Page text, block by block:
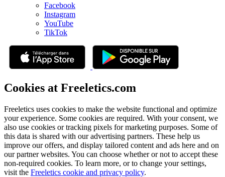
Facebook
Instagram
YouTube
TikTok
Cookies at Freeletics.com
Freeletics uses cookies to make the website functional and optimize
your experience. Some cookies are required. With your consent, we
also use cookies or tracking pixels for marketing purposes. Some of
this data is shared with our advertising partners. These help us
improve our offers, and display tailored content and ads here and on
our partner websites. You can choose whether or not to accept these
non-required cookies. To learn more, or to change your settings,
visit the Freeletics cookie and privacy policy.